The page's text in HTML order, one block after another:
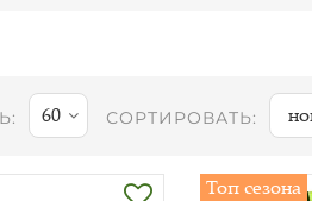
60 СОРТИРОВАТЬ:
Топ сезона